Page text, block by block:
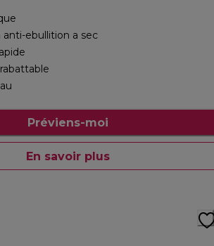
ebullition a sec
Préviens-moi
En savoir plus